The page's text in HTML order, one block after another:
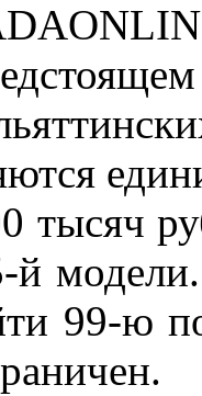
тысяч
й
99-ю